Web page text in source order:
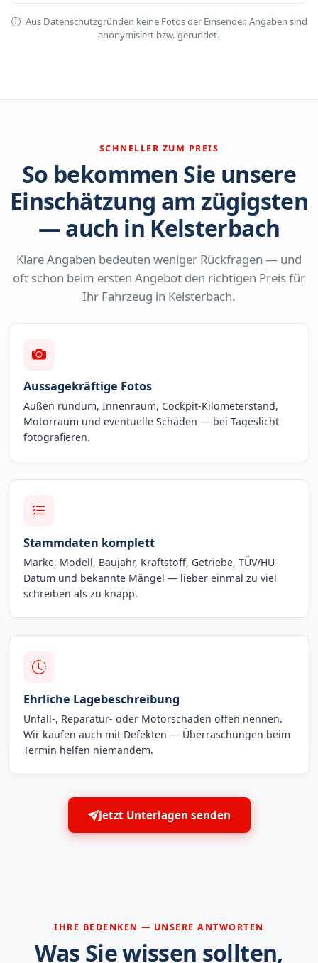
Aus Datenschutzgründen keine Fotos der Einsender. Angaben sind
anonymisiert bzw. gerundet.
SCHNELLER ZUM PREIS
So bekommen Sie unsere
Einschätzung am zügigsten
— auch in Kelsterbach
Klare Angaben bedeuten weniger Rückfragen — und
oft schon beim ersten Angebot den richtigen Preis für
Ihr Fahrzeug in Kelsterbach.
Aussagekräftige Fotos
Außen rundum, Innenraum, Cockpit-Kilometerstand,
Motorraum und eventuelle Schäden — bei Tageslicht
fotografieren.
Stammdaten komplett
Marke, Modell, Baujahr, Kraftstoff, Getriebe, TÜV/HU-
Datum und bekannte Mängel — lieber einmal zu viel
schreiben als zu knapp.
Ehrliche Lagebeschreibung
Unfall-, Reparatur- oder Motorschaden offen nennen.
Wir kaufen auch mit Defekten — Überraschungen beim
Termin helfen niemandem.
Jetzt Unterlagen senden
IHRE BEDENKEN — UNSERE ANTWORTEN
Was Sie wissen sollten,